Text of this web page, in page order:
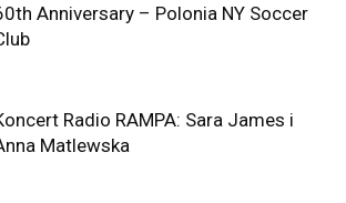
Anniversary – Polonia NY Soccer
Radio RAMPA: Sara James i
Matlewska